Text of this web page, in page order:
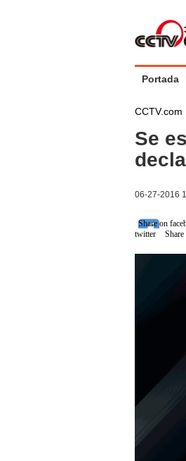
Portada
CCTV.com
Se
06-27-2016
Share on
twitter